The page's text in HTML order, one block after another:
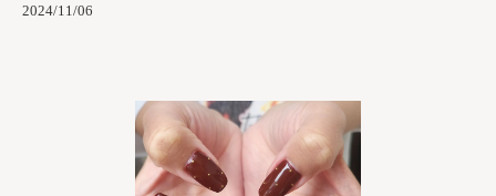
2024/11/06